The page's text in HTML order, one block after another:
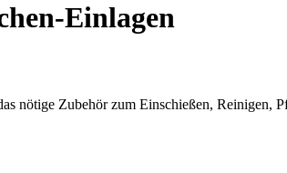
Einlagen
nötige Zubehör zum Einschießen, Reinigen,